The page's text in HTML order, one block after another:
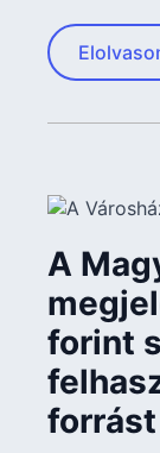
A
forint